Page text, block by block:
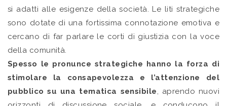
si adatti alle esigenze della società. Le liti strategiche
sono dotate di una fortissima connotazione emotiva e
cercano di far parlare le corti di giustizia con la voce
della comunità.
Spesso le pronunce strategiche hanno la forza di
stimolare la consapevolezza e l’attenzione del
pubblico su una tematica sensibile, aprendo nuovi